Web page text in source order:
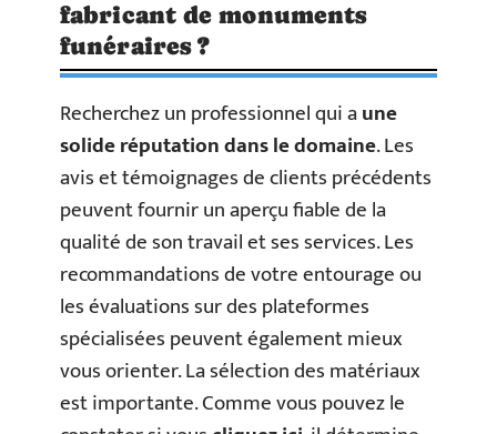
fabricant de monuments
funéraires ?
Recherchez un professionnel qui aune
solide réputation dans le domaine. Les
avis et témoignages de clients précédents
peuvent fournir un aperçu fiable de la
qualité de son travail et ses services. Les
recommandations de votre entourage ou
les évaluations sur des plateformes
spécialisées peuvent également mieux
vous orienter. La sélection des matériaux
est importante. Comme vous pouvez le